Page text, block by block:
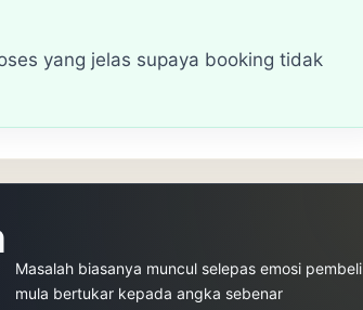
yang jelas supaya booking tidak
Masalah biasanya muncul selepas emosi pembeli
mula bertukar kepada angka sebenar